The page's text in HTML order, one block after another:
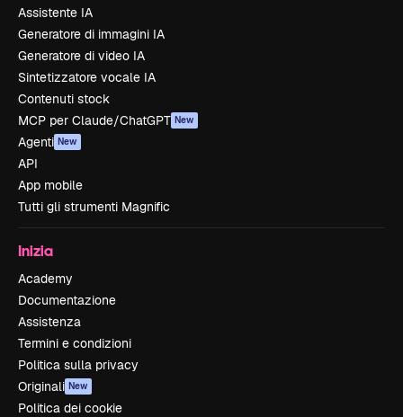
Assistente IA
Generatore di immagini IA
Generatore di video IA
Sintetizzatore vocale IA
Contenuti stock
MCP per Claude/ChatGPT New
Agenti New
API
App mobile
Tutti gli strumenti Magnific
Inizia
Academy
Documentazione
Assistenza
Termini e condizioni
Politica sulla privacy
Originali New
Politica dei cookie